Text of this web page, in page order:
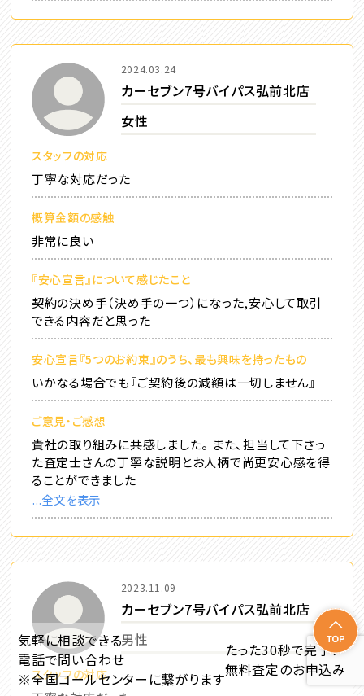
気軽に相談できる
電話で問い合わせ
※全国コールセンターに繋がります
たった30秒で完了！
無料査定のお申込み
2024.03.24
カーセブン7号バイパス弘前北店
女性
スタッフの対応
丁寧な対応だった
概算金額の感触
非常に良い
『安心宣言』について感じたこと
契約の決め手（決め手の一つ）になった,安心して取引
できる内容だと思った
安心宣言『5つのお約束』のうち、最も興味を持ったもの
いかなる場合でも『ご契約後の減額は一切しません』
ご意見・ご感想
貴社の取り組みに共感しました。 また、担当して下さっ
た査定士さんの丁寧な説明とお人柄で尚更安心感を得
ることができました
...全文を表示
2023.11.09
カーセブン7号バイパス弘前北店
男性
スタッフの対応